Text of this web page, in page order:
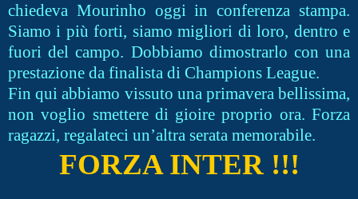
chiedeva Mourinho oggi in conferenza stampa.
Siamo i più forti, siamo migliori di loro, dentro e
fuori del campo. Dobbiamo dimostrarlo con una
prestazione da finalista di Champions League.
Fin qui abbiamo vissuto una primavera bellissima,
non voglio smettere di gioire proprio ora. Forza
ragazzi, regalateci un’altra serata memorabile.
FORZA INTER !!!